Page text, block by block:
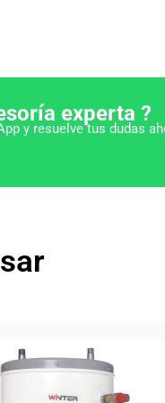
experta ?
y resuelve tus dudas